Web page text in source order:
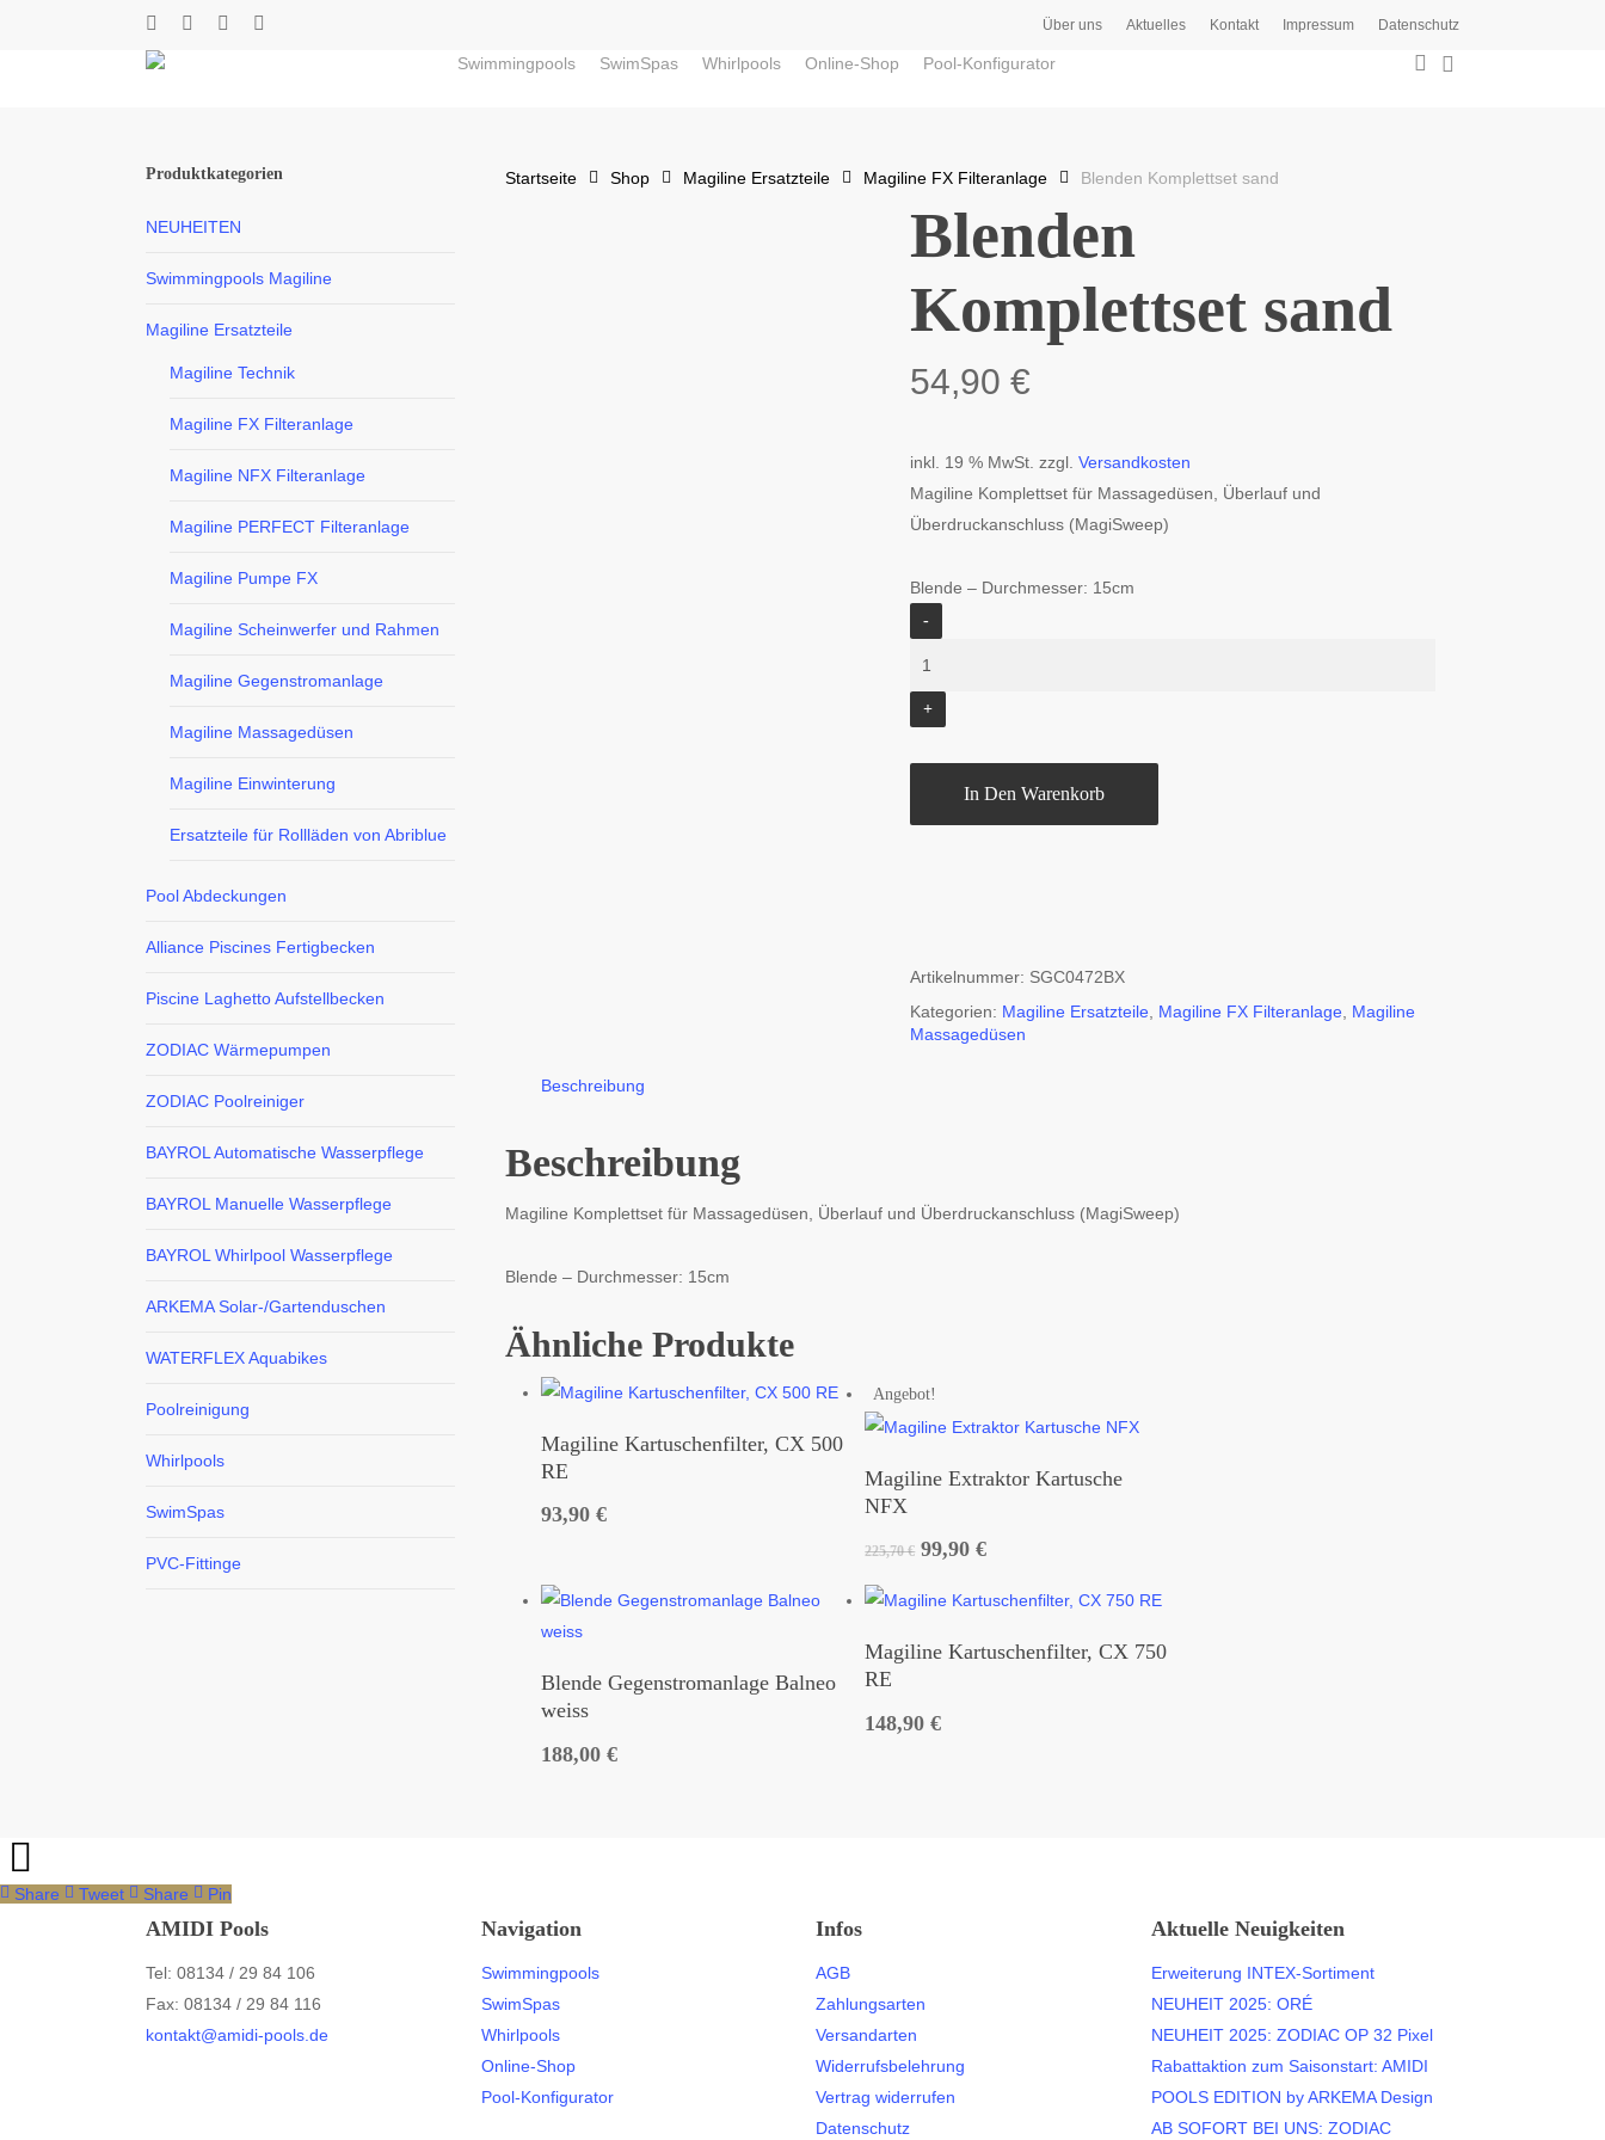
Über uns Aktuelles Kontakt Impressum Datenschutz
Swimmingpools SwimSpas Whirlpools Online-Shop Pool-Konfigurator search
Produktkategorien
NEUHEITEN
Swimmingpools Magiline
Magiline Ersatzteile
Magiline Technik
Magiline FX Filteranlage
Magiline NFX Filteranlage
Magiline PERFECT Filteranlage
Magiline Pumpe FX
Magiline Scheinwerfer und Rahmen
Magiline Gegenstromanlage
Magiline Massagedüsen
Magiline Einwinterung
Ersatzteile für Rollläden von Abriblue
Pool Abdeckungen
Alliance Piscines Fertigbecken
Piscine Laghetto Aufstellbecken
ZODIAC Wärmepumpen
ZODIAC Poolreiniger
BAYROL Automatische Wasserpflege
BAYROL Manuelle Wasserpflege
BAYROL Whirlpool Wasserpflege
ARKEMA Solar-/Gartenduschen
WATERFLEX Aquabikes
Poolreinigung
Whirlpools
SwimSpas
PVC-Fittinge
Startseite Shop Magiline Ersatzteile Magiline FX Filteranlage Blenden Komplettset sand
Blenden
Komplettset sand
54,90€
inkl. 19 % MwSt. zzgl.Versandkosten
Magiline Komplettset für Massagedüsen, Überlauf und
Überdruckanschluss (MagiSweep)
Blende – Durchmesser: 15cm
In Den Warenkorb
Artikelnummer: SGC0472BX
Kategorien: Magiline Ersatzteile Magiline FX Filteranlage Magiline
Massagedüsen
Beschreibung
Beschreibung
Magiline Komplettset für Massagedüsen, Überlauf und Überdruckanschluss (MagiSweep)
Blende – Durchmesser: 15cm
Ähnliche Produkte
Magiline Kartuschenfilter, CX 500
RE
93,90 €
Angebot!
Magiline Extraktor Kartusche
NFX
225,70€ Ursprünglicher
war:
99,90€Aktueller
ist:
Blende Gegenstromanlage Balneo
weiss
188,00 €
Magiline Kartuschenfilter, CX 750
RE
148,90€
Share Tweet Share Pin
AMIDI Pools
Tel: 08134 / 29 84 106
Fax: 08134 / 29 84 116
kontakt@amidi-pools.de
Navigation
Swimmingpools
SwimSpas
Whirlpools
Online-Shop
Pool-Konfigurator
Infos
AGB
Zahlungsarten
Versandarten
Widerrufsbelehrung
Vertrag widerrufen
Datenschutz
Aktuelle Neuigkeiten
Erweiterung INTEX-Sortiment
NEUHEIT 2025: ORÉ
NEUHEIT 2025: ZODIAC OP 32 Pixel
Rabattaktion zum Saisonstart: AMIDI
POOLS EDITION by ARKEMA Design
AB SOFORT BEI UNS: ZODIAC